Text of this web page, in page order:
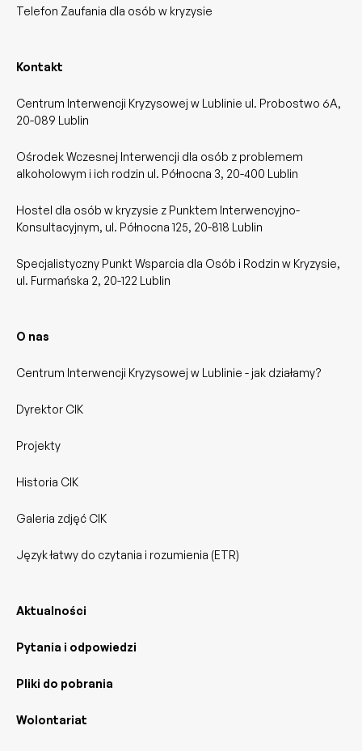
Telefon Zaufania dla osób w kryzysie
Kontakt
Centrum Interwencji Kryzysowej w Lublinie ul. Probostwo 6A,
20-089 Lublin
Ośrodek Wczesnej Interwencji dla osób z problemem
alkoholowym i ich rodzin ul. Północna 3, 20-400 Lublin
Hostel dla osób w kryzysie z Punktem Interwencyjno-
Konsultacyjnym, ul. Północna 125, 20-818 Lublin
Specjalistyczny Punkt Wsparcia dla Osób i Rodzin w Kryzysie,
ul. Furmańska 2, 20-122 Lublin
O nas
Centrum Interwencji Kryzysowej w Lublinie - jak działamy?
Dyrektor CIK
Projekty
Historia CIK
Galeria zdjęć CIK
Język łatwy do czytania i rozumienia (ETR)
Aktualności
Pytania i odpowiedzi
Pliki do pobrania
Wolontariat